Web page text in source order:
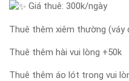
Giá thuê: 300k/ngày
Thuê thêm xiêm thường (váy
Thuê thêm hài vui lòng +50k
Thuê thêm áo lót trong vui